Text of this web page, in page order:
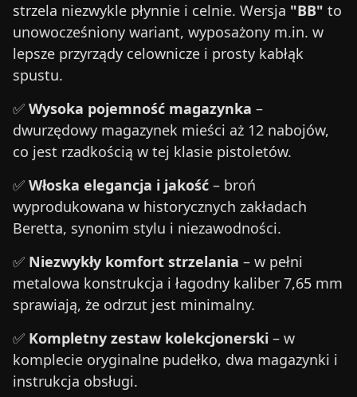
strzela niezwykle płynnie i celnie. Wersja "BB" to
unowocześniony wariant, wyposażony m.in. w
lepsze przyrządy celownicze i prosty kabłąk
spustu.
✅ Wysoka pojemność magazynka –
dwurzędowy magazynek mieści aż 12 nabojów,
co jest rzadkością w tej klasie pistoletów.
✅ Włoska elegancja i jakość – broń
wyprodukowana w historycznych zakładach
Beretta, synonim stylu i niezawodności.
✅ Niezwykły komfort strzelania – w pełni
metalowa konstrukcja i łagodny kaliber 7,65 mm
sprawiają, że odrzut jest minimalny.
✅ Kompletny zestaw kolekcjonerski – w
komplecie oryginalne pudełko, dwa magazynki i
instrukcja obsługi.